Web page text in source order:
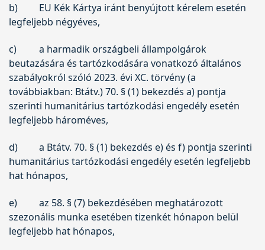
b)
EU Kék Kártya iránt benyújtott kérelem esetén
legfeljebb négyéves,
c)
a harmadik országbeli állampolgárok
beutazására és tartózkodására vonatkozó általános
szabályokról szóló 2023. évi XC. törvény(a
továbbiakban: Btátv.) 70. § (1) bekezdés a) pontja
szerinti humanitárius tartózkodási engedély esetén
legfeljebb hároméves,
d)
a Btátv. 70. § (1) bekezdés e) és f) pontja szerinti
humanitárius tartózkodási engedély esetén legfeljebb
hat hónapos,
e)
az 58. § (7) bekezdésében meghatározott
szezonális munka esetében tizenkét hónapon belül
legfeljebb hat hónapos,